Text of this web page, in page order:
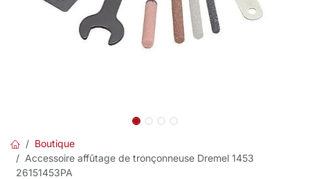
Boutique
Accessoire affûtage de tronçonneuse Dremel 1453
26151453PA